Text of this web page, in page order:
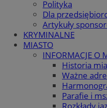
Polityka
Dla
Artykuły
KRYMINALNE
MIASTO
INFORMACJE O
Historia
Ważne
Parafie i